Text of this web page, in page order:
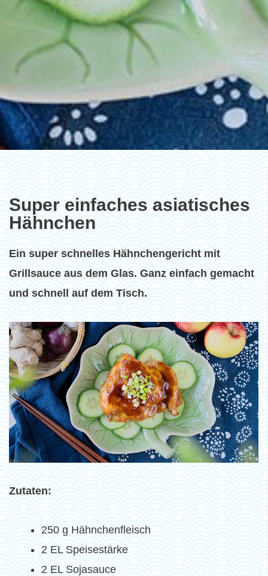
Super einfaches asiatisches
Hähnchen
Ein super schnelles Hähnchengericht mit
Grillsauce aus dem Glas. Ganz einfach gemacht
und schnell auf dem Tisch.
Zutaten:
250 g Hähnchenfleisch
2 EL Speisestärke
2 EL Sojasauce